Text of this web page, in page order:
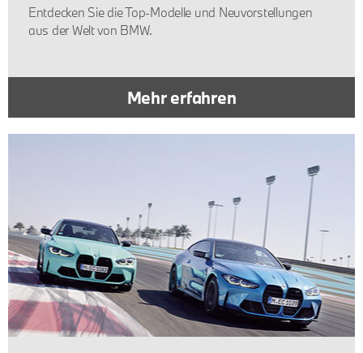
Entdecken Sie die Top-Modelle und Neuvorstellungen
aus der Welt von BMW.
Mehr erfahren